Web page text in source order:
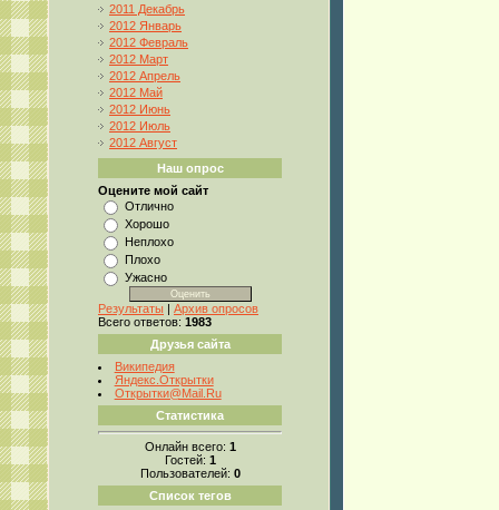
2011 Декабрь
2012 Январь
2012 Февраль
2012 Март
2012 Апрель
2012 Май
2012 Июнь
2012 Июль
2012 Август
Наш опрос
Оцените мой сайт
Отлично
Хорошо
Неплохо
Плохо
Ужасно
Результаты | Архив опросов
Всего ответов: 1983
Друзья сайта
Википедия
Яндекс.Открытки
Открытки@Mail.Ru
Статистика
Онлайн всего: 1
Гостей: 1
Пользователей: 0
Список тегов